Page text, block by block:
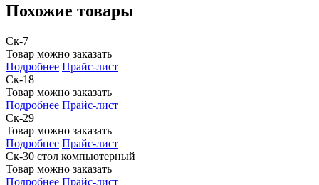
Похожие товары
Ск-7
Товар можно заказать
Подробнее Прайс-лист
Ск-18
Товар можно заказать
Подробнее Прайс-лист
Ск-29
Товар можно заказать
Подробнее Прайс-лист
Ск-30 стол компьютерный
Товар можно заказать
Подробнее Прайс-лист